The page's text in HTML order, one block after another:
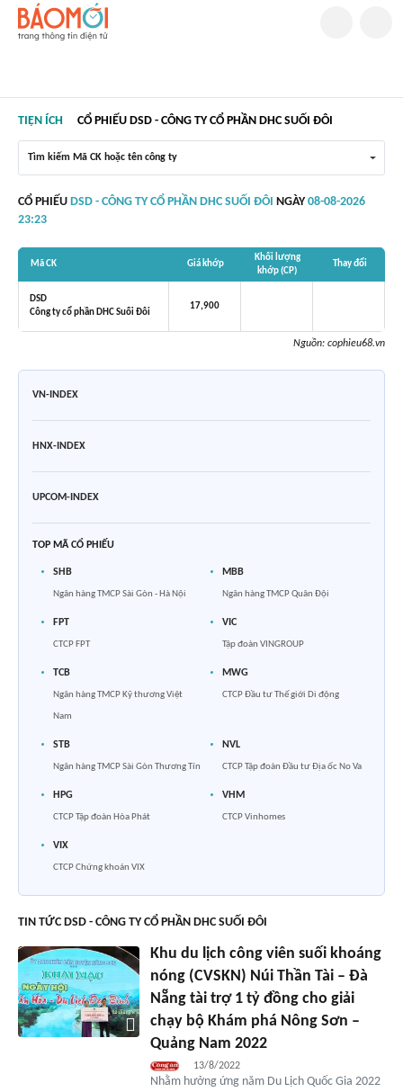
TIỆN ÍCH CỔ PHIẾU DSD - CÔNG TY CỔ PHẦN DHC SUỐI ĐÔI
Tìm kiếm Mã CK hoặc tên công ty
CỔ PHIẾU DSD - CÔNG TY CỔ PHẦN DHC SUỐI ĐÔI NGÀY 08-08-2026
23:23
Mã CK Giá khớp
Khối lượng
khớp (CP)
Thay đổi
DSD
Công ty cổ phần DHC Suối Đôi
17,900
Nguồn: cophieu68.vn
VN-INDEX
HNX-INDEX
UPCOM-INDEX
TOP MÃ CỔ PHIẾU
SHB
Ngân hàng TMCP Sài Gòn - Hà Nội
MBB
Ngân hàng TMCP Quân Đội
FPT
CTCP FPT
VIC
Tập đoàn VINGROUP
TCB
Ngân hàng TMCP Kỹ thương Việt
Nam
MWG
CTCP Đầu tư Thế giới Di động
STB
Ngân hàng TMCP Sài Gòn Thương Tín
NVL
CTCP Tập đoàn Đầu tư Địa ốc No Va
HPG
CTCP Tập đoàn Hòa Phát
VHM
CTCP Vinhomes
VIX
CTCP Chứng khoán VIX
TIN TỨC DSD - CÔNG TY CỔ PHẦN DHC SUỐI ĐÔI
Khu du lịch công viên suối khoáng
nóng (CVSKN) Núi Thần Tài – Đà
Nẵng tài trợ 1 tỷ đồng cho giải
chạy bộ Khám phá Nông Sơn –
Quảng Nam 2022
13/8/2022
Nhằm hưởng ứng năm Du Lịch Quốc Gia 2022